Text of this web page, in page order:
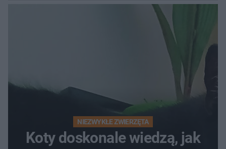
NIEZWYKŁE ZWIERZĘTA
Koty doskonale wiedzą, jak